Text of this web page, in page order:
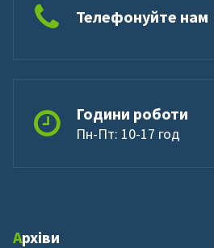
Телефонуйте нам
Години роботи
Пн-Пт: 10-17 год
Архіви